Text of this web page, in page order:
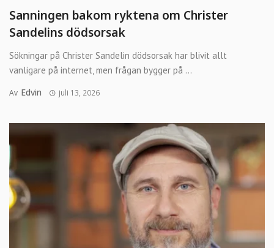
Sanningen bakom ryktena om Christer
Sandelins dödsorsak
Sökningar på Christer Sandelin dödsorsak har blivit allt
vanligare på internet, men frågan bygger på ...
Av Edvin juli 13, 2026